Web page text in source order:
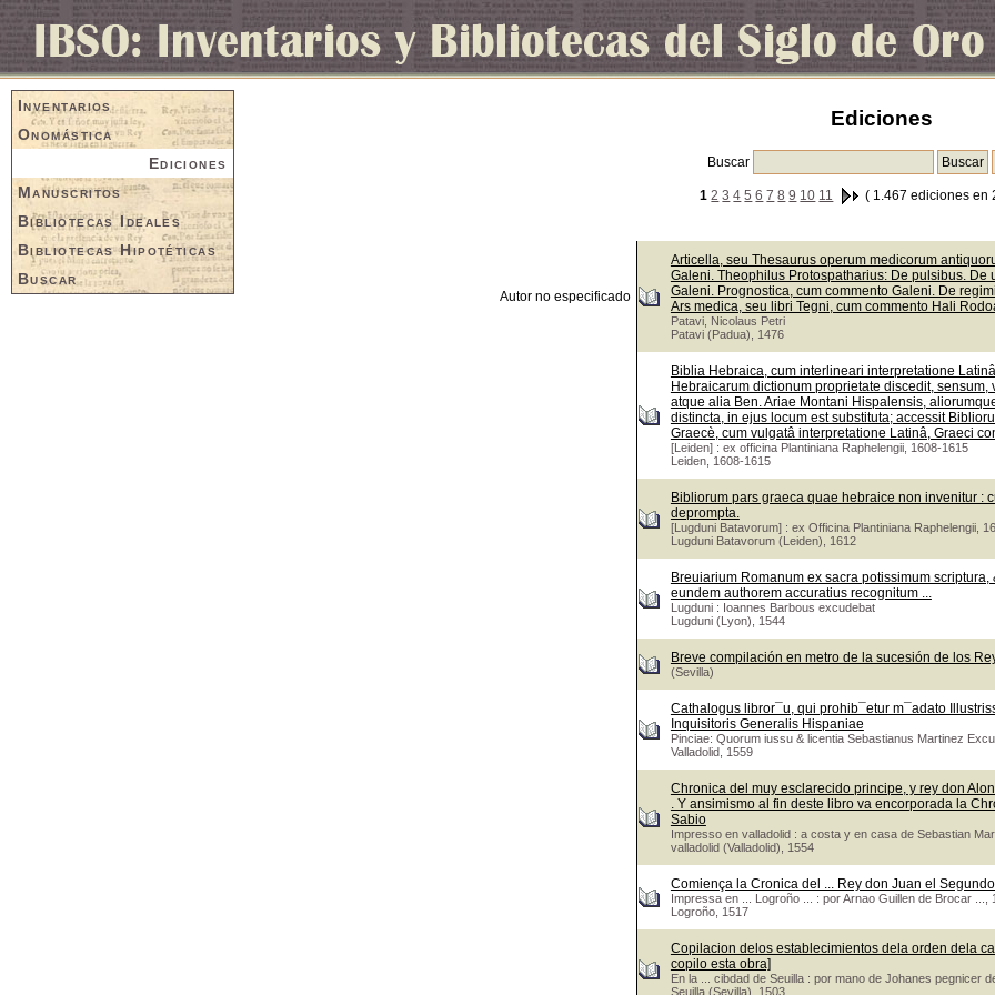
Inventarios
Onomástica
Ediciones
Manuscritos
Bibliotecas Ideales
Bibliotecas Hipotéticas
Buscar
Ediciones
Buscar
1 2 3 4 5 6 7 8 9 10 11 ( 1.467 ediciones en
Autor no especificado
Articella, seu Thesaurus operum medicorum
Galeni. Theophilus Protospatharius: De pulsibus.
Galeni. Prognostica, cum commento Galeni. De
Ars medica, seu libri Tegni, cum commento Hali
Patavi, Nicolaus Petri
Patavi (Padua), 1476
Biblia Hebraica, cum interlineari interpretatione
Hebraicarum dictionum proprietate discedit,
atque alia Ben. Ariae Montani Hispalensis,
distincta, in ejus locum est substituta; accessit
Graecè, cum vulgatâ interpretatione Latinâ, Graeci
[Leiden] : ex officina Plantiniana Raphelengii, 1608-1615
Leiden, 1608-1615
Bibliorum pars graeca quae hebraice non invenitur
deprompta.
[Lugduni Batavorum] : ex Officina Plantiniana Raphelengii,
Lugduni Batavorum (Leiden), 1612
Breuiarium Romanum ex sacra potissimum
eundem authorem accuratius recognitum ...
Lugduni : Ioannes Barbous excudebat
Lugduni (Lyon), 1544
Breve compilación en metro de la sucesión de los
(Sevilla)
Cathalogus libror¯u, qui prohib¯etur m¯adato
Inquisitoris Generalis Hispaniae
Pinciae: Quorum iussu & licentia Sebastianus Martinez
Valladolid, 1559
Chronica del muy esclarecido principe, y rey don
. Y ansimismo al fin deste libro va encorporada la
Sabio
Impresso en valladolid : a costa y en casa de Sebastian
valladolid (Valladolid), 1554
Comiença la Cronica del ... Rey don Juan el
Impressa en ... Logroño ... : por Arnao Guillen de Brocar ...,
Logroño, 1517
Copilacion delos establecimientos dela orden dela
copilo esta obra]
En la ... cibdad de Seuilla : por mano de Johanes pegnicer
Seuilla (Sevilla), 1503